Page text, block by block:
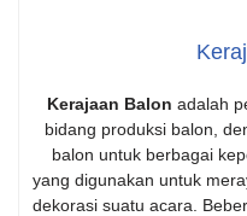
Kerajaan Balon adalah
bidang produksi balon,
balon untuk berbagai
yang digunakan untuk
dekorasi suatu acara.